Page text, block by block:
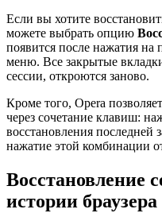
Если вы хотите
можете выбрать опцию
появится после нажатия на
меню. Все закрытые
сессии, откроются заново.
Кроме того, Opera
через сочетание клавиш:
восстановления последней
нажатие этой комбинации
Восстановление
истории